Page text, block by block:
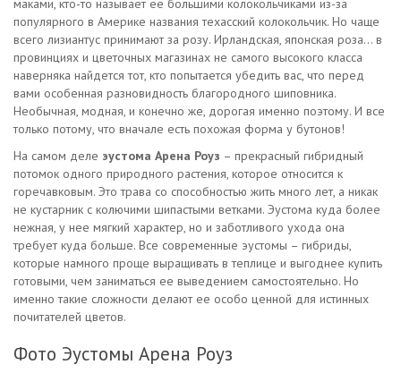
маками, кто-то называет ее большими колокольчиками из-за
популярного в Америке названия техасский колокольчик. Но чаще
всего лизиантус принимают за розу. Ирландская, японская роза… в
провинциях и цветочных магазинах не самого высокого класса
наверняка найдется тот, кто попытается убедить вас, что перед
вами особенная разновидность благородного шиповника.
Необычная, модная, и конечно же, дорогая именно поэтому. И все
только потому, что вначале есть похожая форма у бутонов!
На самом деле эустома Арена Роуз – прекрасный гибридный
потомок одного природного растения, которое относится к
горечавковым. Это трава со способностью жить много лет, а никак
не кустарник с колючими шипастыми ветками. Эустома куда более
нежная, у нее мягкий характер, но и заботливого ухода она
требует куда больше. Все современные эустомы – гибриды,
которые намного проще выращивать в теплице и выгоднее купить
готовыми, чем заниматься ее выведением самостоятельно. Но
именно такие сложности делают ее особо ценной для истинных
почитателей цветов.
Фото Эустомы Арена Роуз